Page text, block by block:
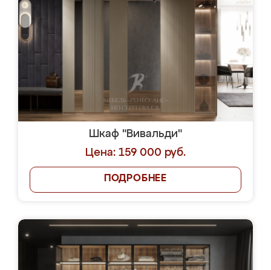
Шкаф "Вивальди"
Цена: 159 000 руб.
ПОДРОБНЕЕ